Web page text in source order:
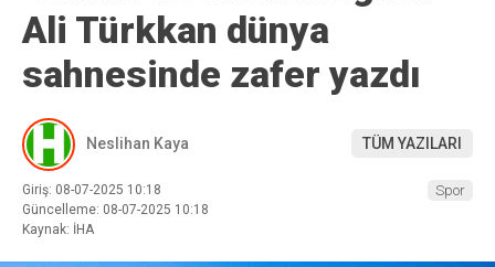
Ali Türkkan dünya
sahnesinde zafer yazdı
Neslihan Kaya TÜM YAZILARI
Giriş: 08-07-2025 10:18
Güncelleme: 08-07-2025 10:18
Kaynak: İHA
Spor